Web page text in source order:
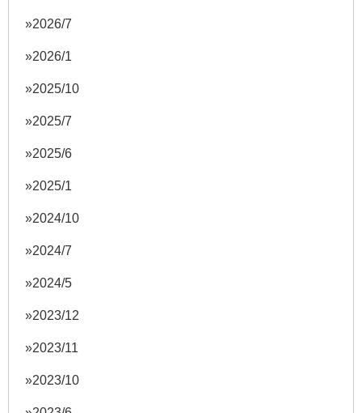
2026/7
2026/1
2025/10
2025/7
2025/6
2025/1
2024/10
2024/7
2024/5
2023/12
2023/11
2023/10